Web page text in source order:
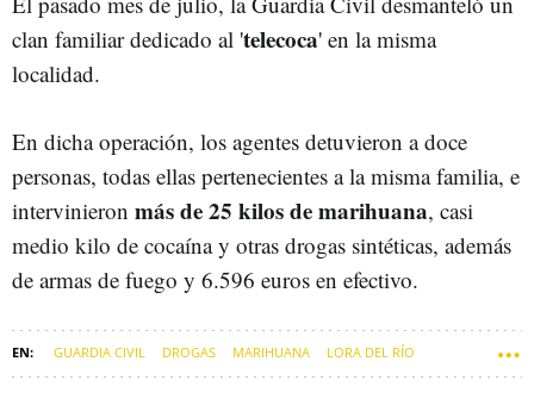
clan familiar dedicado al 'telecoca' en la misma
localidad.
En dicha operación, los agentes detuvieron a doce
personas, todas ellas pertenecientes a la misma familia, e
intervinieron más de 25 kilos de marihuana, casi
medio kilo de cocaína y otras drogas sintéticas, además
de armas de fuego y 6.596 euros en efectivo.
GUARDIA CIVIL DROGAS MARIHUANA LORA DEL RÍO